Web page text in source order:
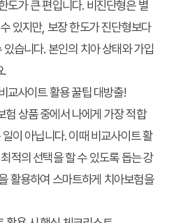
도가 큰 편입니다. 비진단형은 별
있지만, 보장 한도가 진단형보다
습니다. 본인의 치아 상태와 가입
.
교사이트 활용 꿀팁 대방출!
험 상품 중에서 나에게 가장 적합
이 아닙니다. 이때 비교사이트 활
적의 선택을 할 수 있도록 돕는 강
활용하여 스마트하게 치아보험을